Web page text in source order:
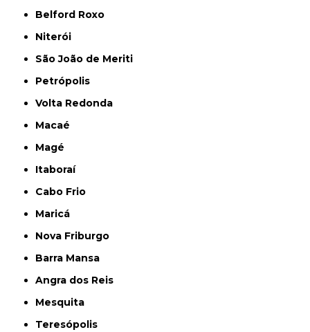
Belford Roxo
Niterói
São João de Meriti
Petrópolis
Volta Redonda
Macaé
Magé
Itaboraí
Cabo Frio
Maricá
Nova Friburgo
Barra Mansa
Angra dos Reis
Mesquita
Teresópolis